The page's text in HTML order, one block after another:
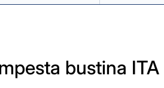
bustina ITA